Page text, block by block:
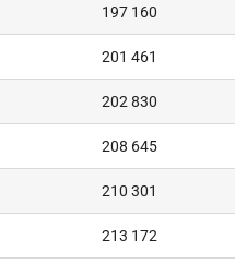
197 160
201 461
202 830
208 645
210 301
213 172